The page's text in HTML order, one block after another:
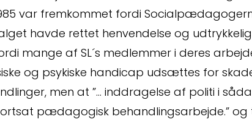
var fremkommet fordi
havde rettet henvendelse og
mange af SL´s medlemmer i deres
og psykiske handicap udsættes for
men at ”… inddragelse af politi i
pædagogisk behandlingsarbejde.” og